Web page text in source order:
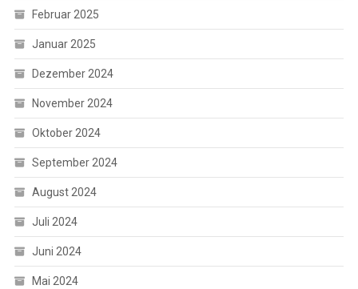
Februar 2025
Januar 2025
Dezember 2024
November 2024
Oktober 2024
September 2024
August 2024
Juli 2024
Juni 2024
Mai 2024